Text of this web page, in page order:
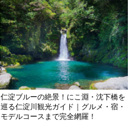
仁淀ブルーの絶景！にこ淵・沈下橋を
巡る仁淀川観光ガイド｜グルメ・宿・
モデルコースまで完全網羅！